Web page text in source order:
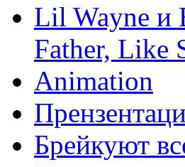
Lil Wayne и
Father, Like
Animation
Брейкуют